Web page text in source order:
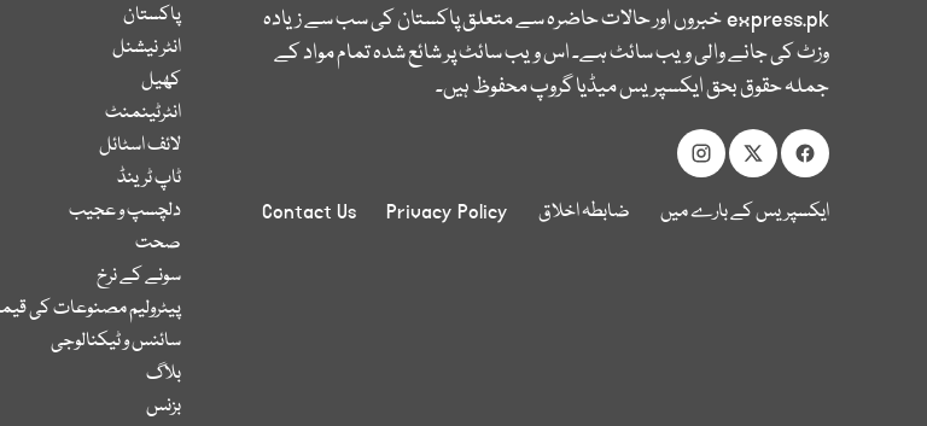
express.pkخبروں اور حالات حاضرہ سے متعلق پاکستان کی سب سے زیادہ
وزٹ کی جانے والی ویب سائٹ ہے۔ اس ویب سائٹ پر شائع شدہ تمام مواد کے
جملہ حقوق بحق ایکسپریس میڈیا گروپ محفوظ ہیں۔
ایکسپریس کے بارے میں ضابطہ اخلاق Privacy Policy
Contact Us
پاکستان
انٹر نیشنل
کھیل
انٹرٹینمنٹ
لائف اسٹائل
ٹاپ ٹرینڈ
دلچسپ و عجیب
صحت
سونے کے نرخ
پیٹرولیم مصنوعات کی
سائنس و ٹیکنالوجی
بلاگ
بزنس